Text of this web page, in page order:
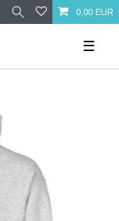
0,00 EUR
☰